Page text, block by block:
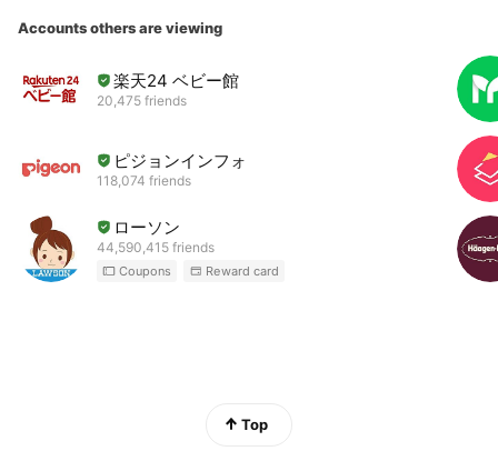
Accounts others are viewing
楽天24 ベビー館
20,475 friends
ピジョンインフォ
118,074 friends
ローソン
44,590,415 friends
Coupons Reward card
Top